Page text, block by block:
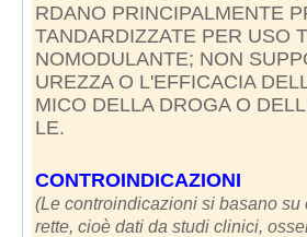
RDANO PRINCIPALMENTE
TANDARDIZZATE PER USO
NOMODULANTE; NON
UREZZA O L'EFFICACIA
MICO DELLA DROGA O
LE.
CONTROINDICAZIONI
(Le controindicazioni si basano
rette, cioè dati da studi clinici,